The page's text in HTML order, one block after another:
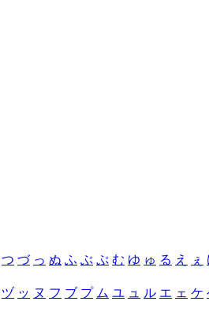
つ づ っ ぬ ふ ぶ ぷ む ゆ ゅ る え ぇ
ヅ ッ ヌ フ ブ プ ム ユ ュ ル エ ェ ケ